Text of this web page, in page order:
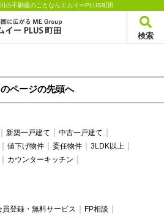
不動産のことならエムイーPLUS町田
検索
ページの先頭へ
新築一戸建て
中古一戸建て
値下げ物件 委任物件
3LDK以上
カウンターキッチン
員登録・無料サービス
FP相談